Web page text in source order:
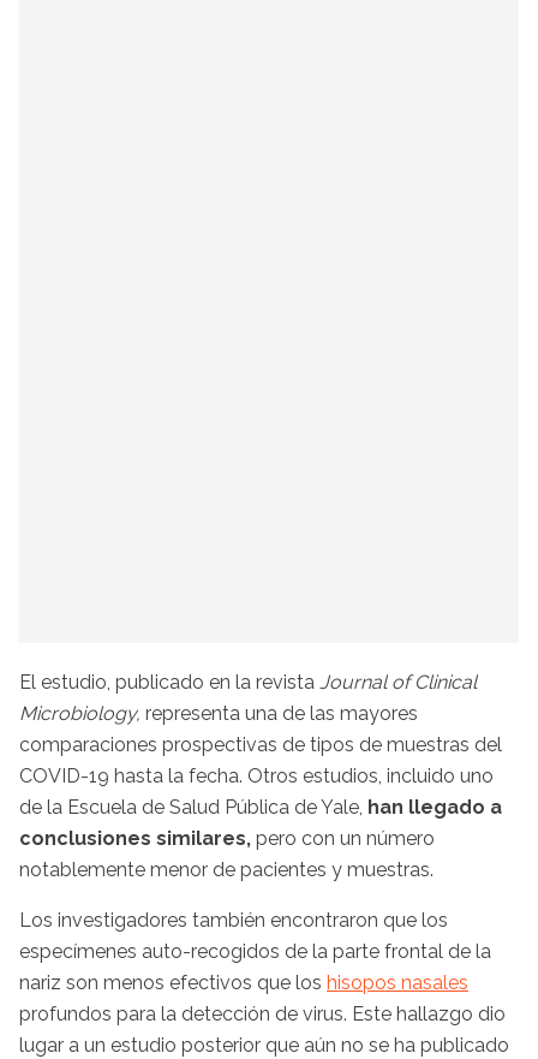
El estudio, publicado en la revista Journal of Clinical
Microbiology, representa una de las mayores
comparaciones prospectivas de tipos de muestras del
COVID-19 hasta la fecha. Otros estudios, incluido uno
de la Escuela de Salud Pública de Yale, han llegado a
conclusiones similares, pero con un número
notablemente menor de pacientes y muestras.
Los investigadores también encontraron que los
especímenes auto-recogidos de la parte frontal de la
nariz son menos efectivos que los hisopos nasales
profundos para la detección de virus. Este hallazgo dio
lugar a un estudio posterior que aún no se ha publicado